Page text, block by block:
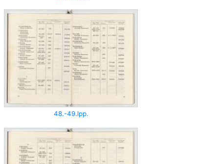
48.-49.lpp.